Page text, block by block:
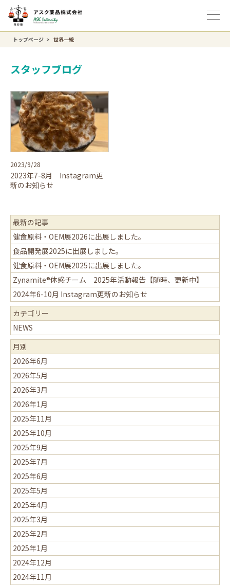
トップページ 世界一統
スタッフブログ
2023/9/28
2023年7-8月 Instagram更
新のお知らせ
最新の記事
健食原料・OEM展2026に出展しました。
食品開発展2025に出展しました。
健食原料・OEM展2025に出展しました。
Zynamite®体感チーム 2025年活動報告【随時、更新中】
2024年6-10月 Instagram更新のお知らせ
カテゴリー
NEWS
月別
2026年6月
2026年5月
2026年3月
2026年1月
2025年11月
2025年10月
2025年9月
2025年7月
2025年6月
2025年5月
2025年4月
2025年3月
2025年2月
2025年1月
2024年12月
2024年11月